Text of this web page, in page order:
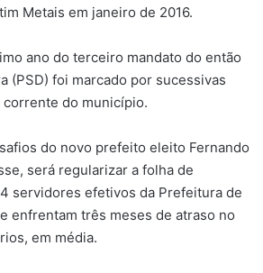
Metais em janeiro de 2016.
ano do terceiro mandato do então
(PSD) foi marcado por sucessivas
do município.
do novo prefeito eleito Fernando
será regularizar a folha de
servidores efetivos da Prefeitura de
enfrentam três meses de atraso no
em média.